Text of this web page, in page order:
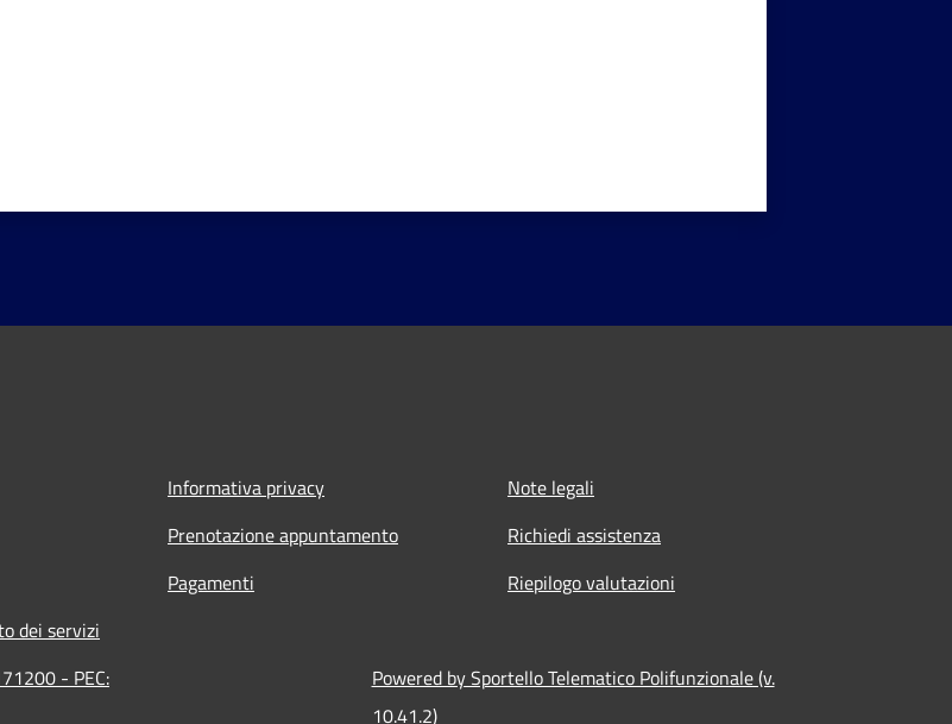
Informativa privacy
Note legali
Prenotazione appuntamento
Richiedi assistenza
Pagamenti
Riepilogo valutazioni
dei servizi
- PEC:
Powered by Sportello Telematico Polifunzionale (v.
10.41.2)